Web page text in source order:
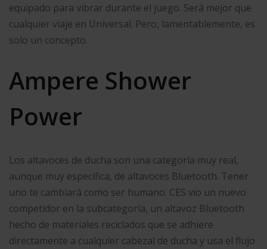
equipado para vibrar durante el juego. Será mejor que
cualquier viaje en Universal. Pero, lamentablemente, es
solo un concepto.
Ampere Shower
Power
Los altavoces de ducha son una categoría muy real,
aunque muy específica, de altavoces Bluetooth. Tener
uno te cambiará como ser humano. CES vio un nuevo
competidor en la subcategoría, un altavoz Bluetooth
hecho de materiales reciclados que se adhiere
directamente a cualquier cabezal de ducha y usa el flujo